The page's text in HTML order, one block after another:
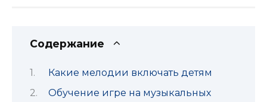
Содержание
Какие мелодии включать детям
Обучение игре на музыкальных